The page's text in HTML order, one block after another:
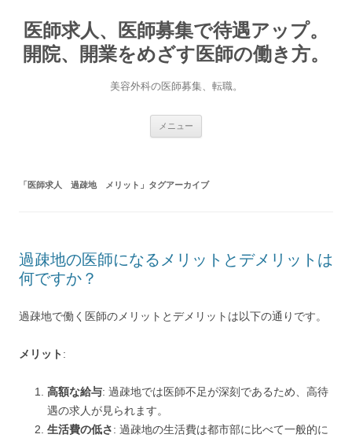
医師求人、医師募集で待遇アップ。
開院、開業をめざす医師の働き方。
美容外科の医師募集、転職。
メニュー
ス
「医師求人 過疎地 メリット 」タグアーカイブ
過疎地の医師になるメリットとデメリットは
何ですか？
過疎地で働く医師のメリットとデメリットは以下の通りです。
メリット :
高額な給与: 過疎地では医師不足が深刻であるため、高待
遇の求人が見られます。
生活費の低さ: 過疎地の生活費は都市部に比べて一般的に